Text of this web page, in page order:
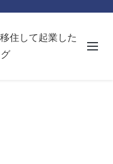
住して起業した